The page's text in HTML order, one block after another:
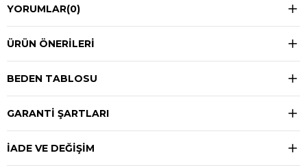
YORUMLAR(0)
ÜRÜN ÖNERILERI
BEDEN TABLOSU
GARANTİ ŞARTLARI
İADE VE DEĞİŞİM